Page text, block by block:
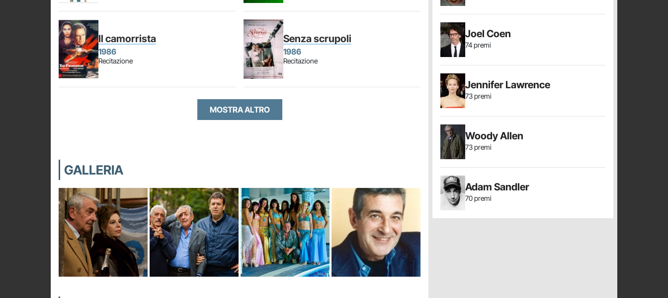
Il camorrista
1986
Recitazione
Senza scrupoli
1986
Recitazione
MOSTRA ALTRO
GALLERIA
Joel Coen
74 premi
Jennifer Lawrence
73 premi
Woody Allen
73 premi
Adam Sandler
70 premi